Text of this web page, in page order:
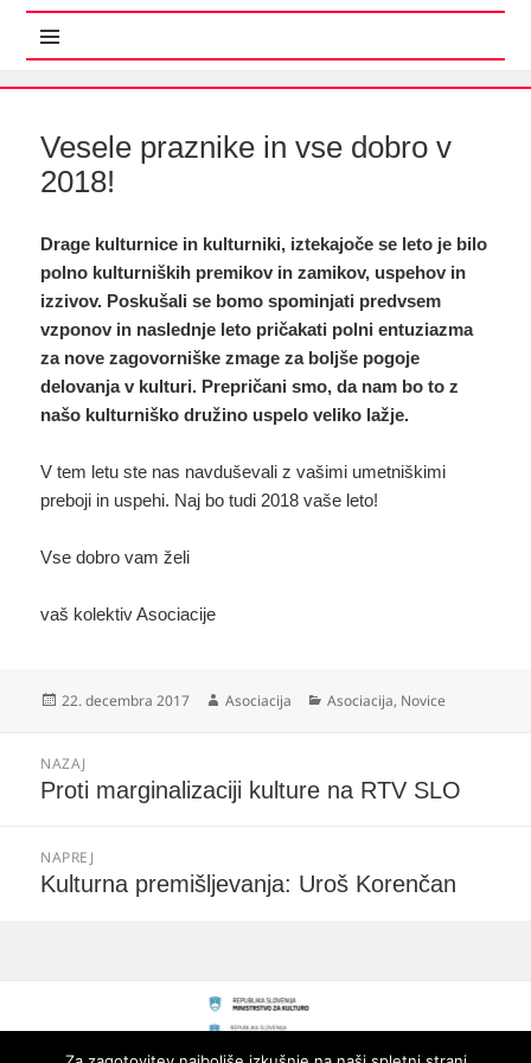
Vesele praznike in vse dobro v
2018!
Drage kulturnice in kulturniki, iztekajoče se leto je bilo
polno kulturniških premikov in zamikov, uspehov in
izzivov. Poskušali se bomo spominjati predvsem
vzponov in naslednje leto pričakati polni entuziazma
za nove zagovorniške zmage za boljše pogoje
delovanja v kulturi. Prepričani smo, da nam bo to z
našo kulturniško družino uspelo veliko lažje.
V tem letu ste nas navduševali z vašimi umetniškimi
preboji in uspehi. Naj bo tudi 2018 vaše leto!
Vse dobro vam želi
vaš kolektiv Asociacije
Objavljeno
22. decembra 2017 Avtor
Asociacija Kategorije
Asociacija, Novice
prispevka
NAZAJ
Prejšnji
Proti marginalizaciji kulture na RTV SLO
NAPREJ
Naslednji
Kulturna premišljevanja: Uroš Korenčan